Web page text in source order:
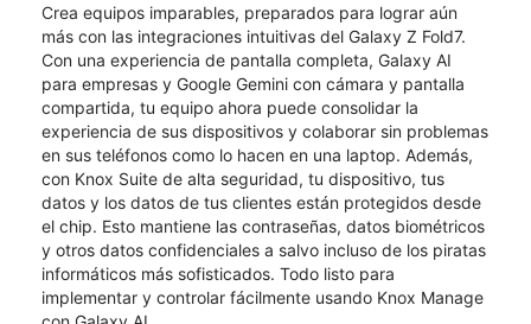
Crea equipos imparables, preparados para lograr aún
más con las integraciones intuitivas del Galaxy Z Fold7.
Con una experiencia de pantalla completa, Galaxy AI
para empresas y Google Gemini con cámara y pantalla
compartida, tu equipo ahora puede consolidar la
experiencia de sus dispositivos y colaborar sin problemas
en sus teléfonos como lo hacen en una laptop. Además,
con Knox Suite de alta seguridad, tu dispositivo, tus
datos y los datos de tus clientes están protegidos desde
el chip. Esto mantiene las contraseñas, datos biométricos
y otros datos confidenciales a salvo incluso de los piratas
informáticos más sofisticados. Todo listo para
implementar y controlar fácilmente usando Knox Manage